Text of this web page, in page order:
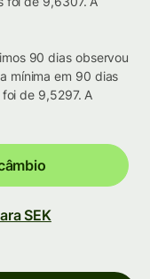
90 dias observou
mínima em 90 dias
de 9,5297. A
SEK